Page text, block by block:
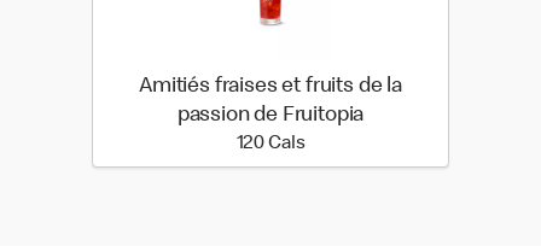
Amitiés fraises et fruits de la
passion de Fruitopia
120 Cals120 calories